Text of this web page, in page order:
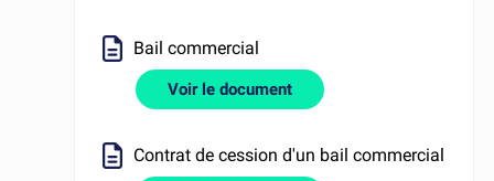
Bail commercial
Voir le document
Contrat de cession d'un bail commercial